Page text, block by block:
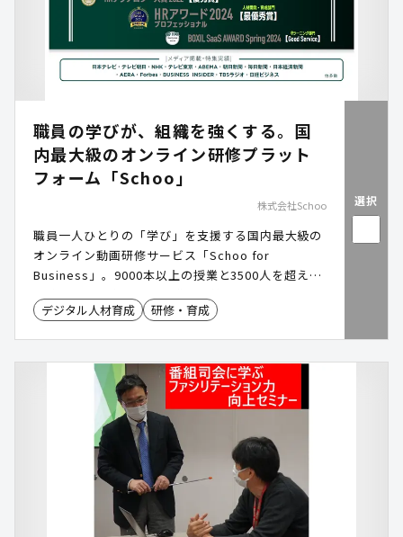
職員の学びが、組織を強くする。国
内最大級のオンライン研修プラット
フォーム「Schoo」
株式会社Schoo
職員一人ひとりの「学び」を支援する国内最大級の
オンライン動画研修サービス「Schoo for
Business」。9000本以上の授業と3500人を超える
登壇者による実践的な知識を提供。階層別研修から
自発的な学習の習慣化まで、組織の成長を支える仕
デジタル人材育成 研修・育成
選択